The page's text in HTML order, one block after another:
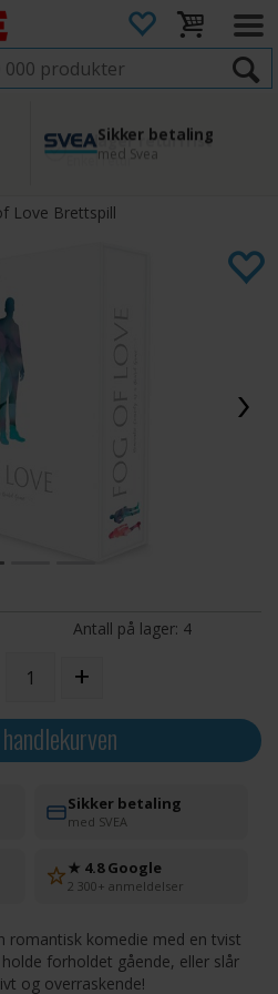
Sikker betaling
med Svea
45 dager returfrist
Enkel retur
Love Brettspill
Antall på lager: 4
+
Sikker betaling
med SVEA
★ 4.8 Google
2 300+ anmeldelser
romantisk komedie med en tvist
forholdet gående, eller slår
og overraskende!